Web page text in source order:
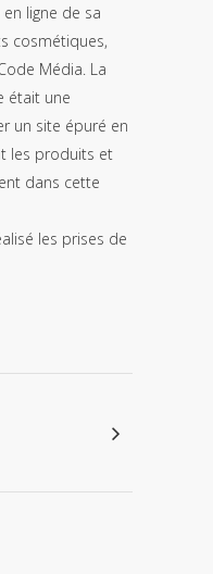
ligne de sa
cosmétiques,
Média. La
était une
un site épuré en
les produits et
dans cette
les prises de